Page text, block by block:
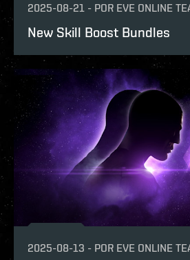
2025-08-21 - POR EVE ONLINE
New Skill Boost Bundles
2025-08-13 - POR EVE ONLINE